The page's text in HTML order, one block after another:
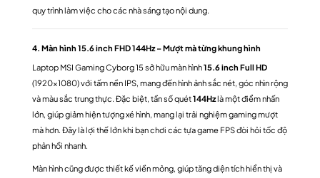
quy trình làm việc cho các nhà sáng tạo nội dung.
4. Màn hình 15.6 inch FHD 144Hz – Mượt mà từng khung hình
Laptop MSI Gaming Cyborg 15 sở hữu màn hình15.6 inch Full HD
(1920×1080) với tấm nền IPS, mang đến hình ảnh sắc nét, góc nhìn rộng
và màu sắc trung thực. Đặc biệt, tần số quét144Hzlà một điểm nhấn
lớn, giúp giảm hiện tượng xé hình, mang lại trải nghiệm gaming mượt
mà hơn. Đây là lợi thế lớn khi bạn chơi các tựa game FPS đòi hỏi tốc độ
phản hồi nhanh.
Màn hình cũng được thiết kế viền mỏng, giúp tăng diện tích hiển thị và